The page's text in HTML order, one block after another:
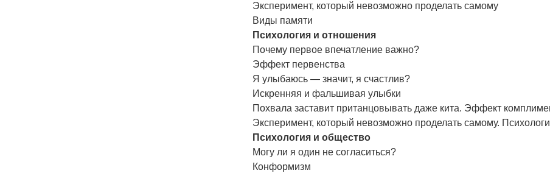
Эксперимент, который невозможно проделать самому
Виды памяти
Психология и отношения
Почему первое впечатление важно?
Эффект первенства
Я улыбаюсь — значит, я счастлив?
Искренняя и фальшивая улыбки
Похвала заставит пританцовывать даже кита. Эффект
Эксперимент, который невозможно проделать самому.
Психология и общество
Могу ли я один не согласиться?
Конформизм